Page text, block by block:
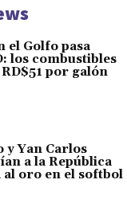
el Golfo pasa
los combustibles
por galón
y Yan Carlos
a la República
oro en el softbol